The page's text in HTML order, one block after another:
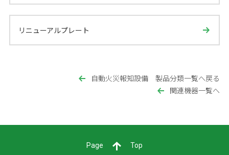
リニューアルプレート
自動火災報知設備 製品分類一覧へ戻る
関連機器一覧へ
Page Top